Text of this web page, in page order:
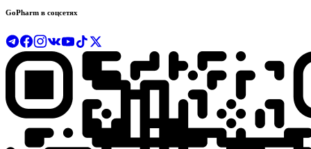
GoPharm в соцсетях